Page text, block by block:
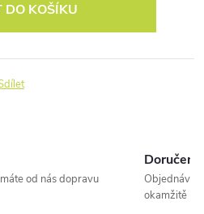
DO KOŠÍKU
od nás dopravu
Doručení
okamžitě